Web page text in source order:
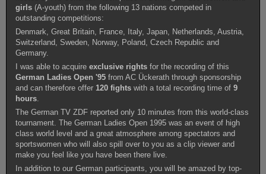
girls (A-youth) from the following 13 nations competed in
outstanding competitions:
Denmark, Great Britain, France, Italy, Japan, Netherlands, Austria,
Switzerland, Sweden, Norway, Poland, Czech Republic and
Germany.
I was able to acquire exclusive rights for the recording of this
German Ladies Open '95 from AC Ückerath through sponsorship
and can therefore offer 120 fights with a total recording time of9
hours
The German TV ZDF reported only 10 minutes from this world-class
tournament. The German Ladies Open 1995 was an event of high
class world level and a great atmosphere among spectators and
sportswomen who will also spill over to you as a clip viewer and
make you feel like you have been there live.
In addition to our German participants, you will be amazed by top-